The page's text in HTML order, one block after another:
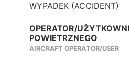
WYPADEK (ACCIDENT)
OPERATOR/
POWIETRZNEGO
AIRCRAFT OPERATOR/USER